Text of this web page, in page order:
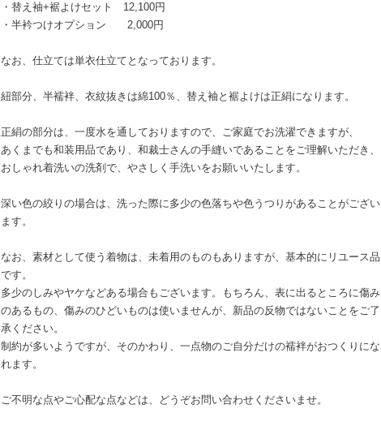
・替え袖+裾よけセット 12,100円
・半衿つけオプション 2,000円
なお、仕立ては単衣仕立てとなっております。
紐部分、半襦袢、衣紋抜きは綿100％、替え袖と裾よけは正絹になります。
正絹の部分は、一度水を通しておりますので、ご家庭でお洗濯できますが、
あくまでも和装用品であり、和裁士さんの手縫いであることをご理解いただき、
おしゃれ着洗いの洗剤で、やさしく手洗いをお願いいたします。
深い色の絞りの場合は、洗った際に多少の色落ちや色うつりがあることがござい
ます。
なお、素材として使う着物は、未着用のものもありますが、基本的にリユース品
です。
多少のしみやヤケなどある場合もございます。もちろん、表に出るところに傷み
のあるもの、傷みのひどいものは使いませんが、新品の反物ではないことをご了
承ください。
制約が多いようですが、そのかわり、一点物のご自分だけの襦袢がおつくりにな
れます。
ご不明な点やご心配な点などは、どうぞお問い合わせくださいませ。